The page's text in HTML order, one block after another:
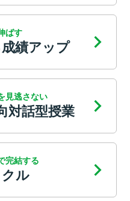
ばす
績アップ
見逃さない
対話型授業
完結する
ル